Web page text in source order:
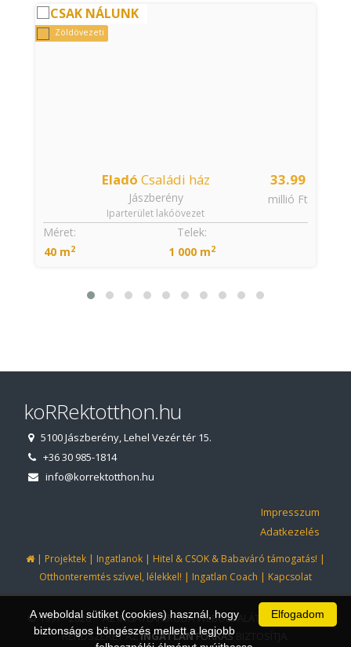
CSAK NÁLUNK
Zöldövezeti
33.99
millió Ft
Eladó Családi ház
Jászberény
Iparterület lakóövezet
Méret:
40 m2
Telek:
1 000 m2
koRRektotthon.hu
5100 Jászberény, Lehel Vezér tér 15.
+36 30 985-1814
info@korrektotthon.hu
Impresszum
Adatkezelés
| Projektek | Ingatlanok | Hitel & CSOK & Babaváró támogatás! |
Otthonteremtés szívvel, lélekkel! | Ingatlan Coach | Kapcsolat
© 1997 - 2026 AZ INGATLANIRODA WEBOLDALÁT ÉS ÜGYVITELI
RENDSZERÉT AZINGATLANFORRÁSBIZTOSÍTJA.
Elfogadom
A weboldal sütiket (cookies) használ, hogy
biztonságos böngészés mellett a legjobb